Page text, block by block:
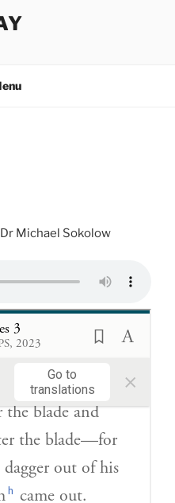
Michael Sokolow